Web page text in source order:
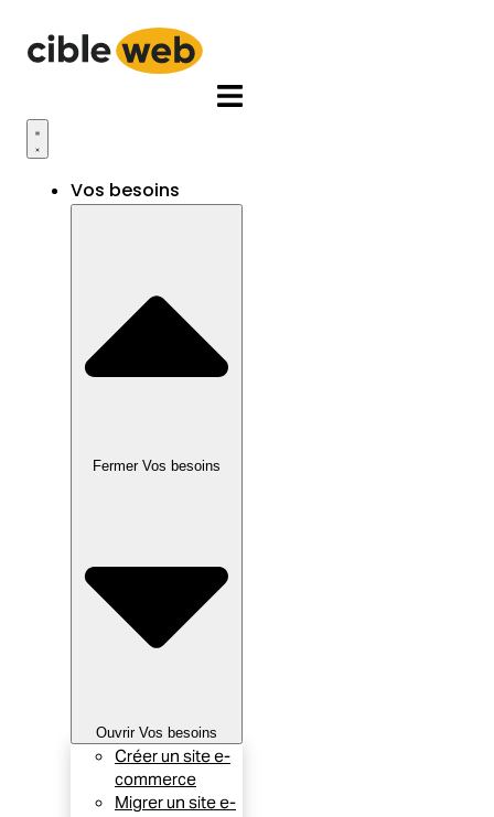
contenu
Vos besoins
Fermer Vos besoins
Ouvrir Vos besoins
Créer un site e-
commerce
Migrer un site e-